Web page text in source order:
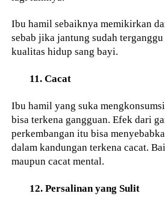
Ibu hamil sebaiknya memikirkan
sebab jika jantung sudah
kualitas hidup sang bayi.
11. Cacat
Ibu hamil yang suka
bisa terkena gangguan. Efek dari
perkembangan itu bisa
dalam kandungan terkena cacat.
maupun cacat mental.
12. Persalinan yang Sulit